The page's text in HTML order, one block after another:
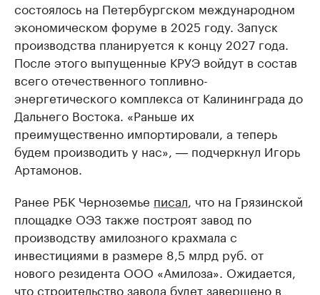
состоялось на Петербургском международном
экономическом форуме в 2025 году. Запуск
производства планируется к концу 2027 года.
После этого выпущенные КРУЭ войдут в состав
всего отечественного топливно-
энергетического комплекса от Калининграда до
Дальнего Востока. «Раньше их
преимущественно импортировали, а теперь
будем производить у нас», ― подчеркнул Игорь
Артамонов.
Ранее РБК Черноземье писал, что на Грязинской
площадке ОЭЗ также построят завод по
производству амилозного крахмала с
инвестициями в размере 8,5 млрд руб. от
нового резидента ООО «Амилоза». Ожидается,
что строительство завода будет завершено в